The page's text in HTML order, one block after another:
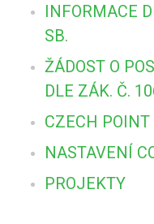
INFORMACE
SB.
ŽÁDOST O
DLE ZÁK. Č.
CZECH POINT
NASTAVENÍ
PROJEKTY